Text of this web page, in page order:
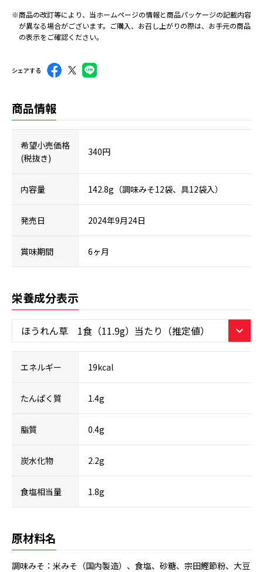
※商品の改訂等により、当ホームページの情報と商品パッケージの記載内容
が異なる場合がございます。ご購入、お召し上がりの際は、お手元の商品
の表示をご確認ください。
シェアする
商品情報
希望小売価格
(税抜き)
340円
内容量 142.8g（調味みそ12袋、具12袋入）
発売日 2024年9月24日
賞味期間 6ヶ月
栄養成分表示
エネルギー 19kcal
たんぱく質 1.4g
脂質 0.4g
炭水化物 2.2g
食塩相当量 1.8g
原材料名
調味みそ：米みそ（国内製造）、食塩、砂糖、宗田鰹節粉、大豆